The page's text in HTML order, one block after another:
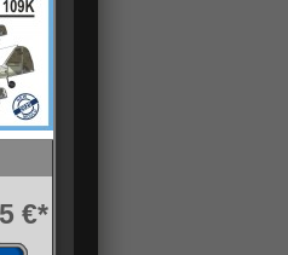
€*